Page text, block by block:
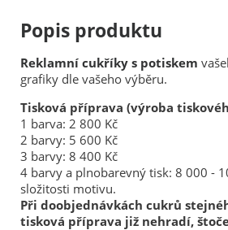
Popis produktu
Reklamní cukříky s potiskem
grafiky dle vašeho výběru.
Tisková příprava (výroba
1 barva: 2 800 Kč
2 barvy: 5 600 Kč
3 barvy: 8 400 Kč
4 barvy a plnobarevný tisk: 8 000 -
složitosti motivu.
Při doobjednávkách cukrů
tisková příprava již nehradí,